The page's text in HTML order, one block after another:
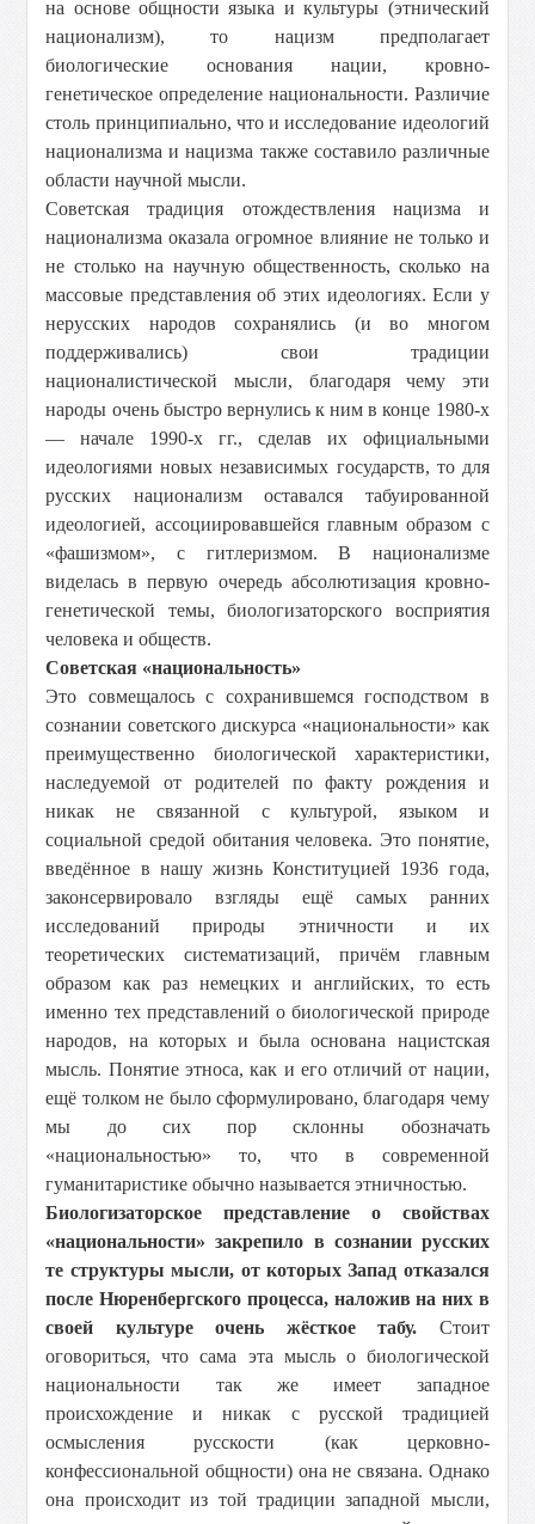
на основе общности языка и культуры (этнический
национализм), то нацизм предполагает
биологические основания нации, кровно-
генетическое определение национальности. Различие
столь принципиально, что и исследование идеологий
национализма и нацизма также составило различные
области научной мысли.
Советская традиция отождествления нацизма и
национализма оказала огромное влияние не только и
не столько на научную общественность, сколько на
массовые представления об этих идеологиях. Если у
нерусских народов сохранялись (и во многом
поддерживались) свои традиции
националистической мысли, благодаря чему эти
народы очень быстро вернулись к ним в конце 1980-х
— начале 1990-х гг., сделав их официальными
идеологиями новых независимых государств, то для
русских национализм оставался табуированной
идеологией, ассоциировавшейся главным образом с
«фашизмом», с гитлеризмом. В национализме
виделась в первую очередь абсолютизация кровно-
генетической темы, биологизаторского восприятия
человека и обществ.
Советская «национальность»
Это совмещалось с сохранившемся господством в
сознании советского дискурса «национальности» как
преимущественно биологической характеристики,
наследуемой от родителей по факту рождения и
никак не связанной с культурой, языком и
социальной средой обитания человека. Это понятие,
введённое в нашу жизнь Конституцией 1936 года,
законсервировало взгляды ещё самых ранних
исследований природы этничности и их
теоретических систематизаций, причём главным
образом как раз немецких и английских, то есть
именно тех представлений о биологической природе
народов, на которых и была основана нацистская
мысль. Понятие этноса, как и его отличий от нации,
ещё толком не было сформулировано, благодаря чему
мы до сих пор склонны обозначать
«национальностью» то, что в современной
гуманитаристике обычно называется этничностью.
Биологизаторское представление о свойствах
«национальности» закрепило в сознании русских
те структуры мысли, от которых Запад отказался
после Нюренбергского процесса, наложив на них в
своей культуре очень жёсткое табу. Стоит
оговориться, что сама эта мысль о биологической
национальности так же имеет западное
происхождение и никак с русской традицией
осмысления русскости (как церковно-
конфессиональной общности) она не связана. Однако
она происходит из той традиции западной мысли,